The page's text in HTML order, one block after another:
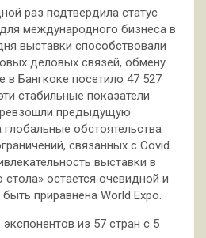
раз подтвердила статус
международного бизнеса в
выставки способствовали
деловых связей, обмену
в Бангкоке посетило 47 527
стабильные показатели
предыдущую
обстоятельства
связанных с Covid
выставки в
остается очевидной и
приравнена World Expo.
из 57 стран с 5